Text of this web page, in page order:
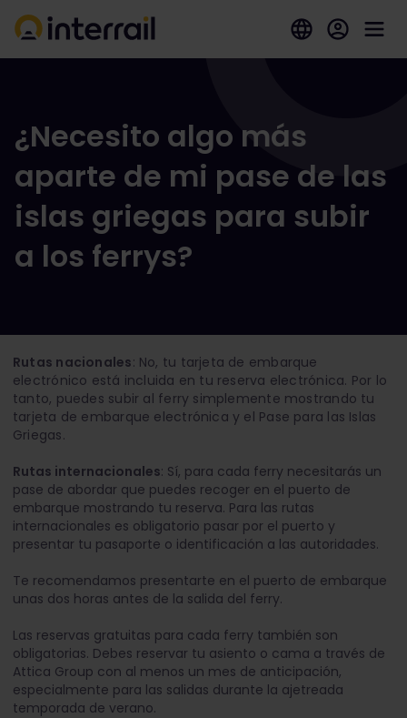
¿Necesito algo más
aparte de mi pase de las
islas griegas para subir
a los ferrys?
Rutas nacionales: No, tu tarjeta de embarque
electrónico está incluida en tu reserva electrónica. Por lo
tanto, puedes subir al ferry simplemente mostrando tu
tarjeta de embarque electrónica y el Pase para las Islas
Griegas.
Rutas internacionales: Sí, para cada ferry necesitarás un
pase de abordar que puedes recoger en el puerto de
embarque mostrando tu reserva. Para las rutas
internacionales es obligatorio pasar por el puerto y
presentar tu pasaporte o identificación a las autoridades.
Te recomendamos presentarte en el puerto de embarque
unas dos horas antes de la salida del ferry.
Las reservas gratuitas para cada ferry también son
obligatorias. Debes reservar tu asiento o cama a través de
Attica Group con al menos un mes de anticipación,
especialmente para las salidas durante la ajetreada
temporada de verano.